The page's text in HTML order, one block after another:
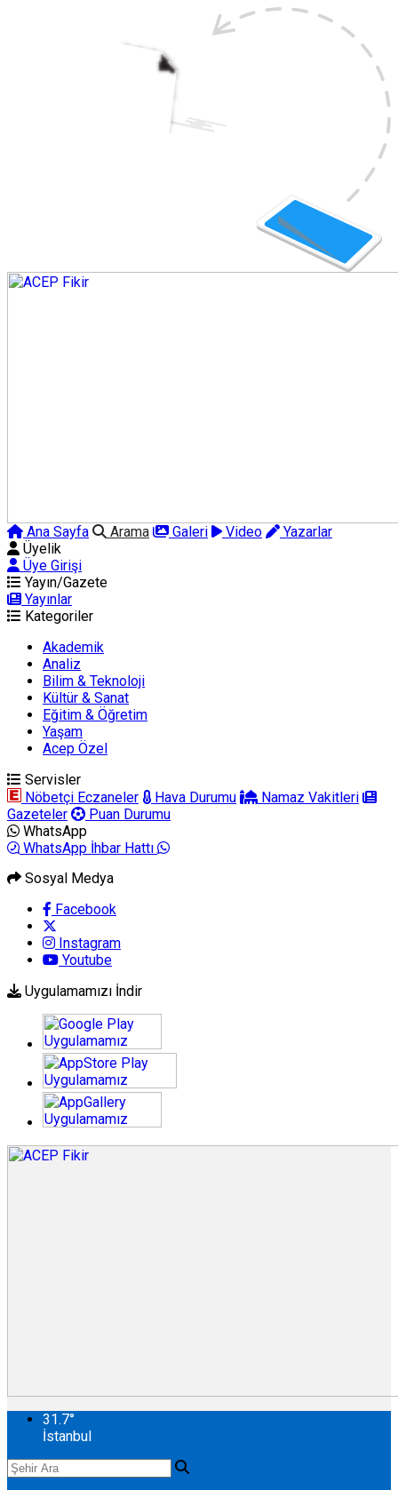
Ana Sayfa Arama Galeri Video
Yazarlar
Üyelik
Üye Girişi
Yayın/Gazete
Yayınlar
Kategoriler
Akademik
Analiz
Bilim & Teknoloji
Kültür & Sanat
Eğitim & Öğretim
Yaşam
Acep Özel
Servisler
Nöbetçi Eczaneler
Hava Durumu
Namaz Vakitleri
Gazeteler
Puan Durumu
WhatsApp
WhatsApp İhbar Hattı
Sosyal Medya
Facebook
Instagram
Youtube
Uygulamamızı İndir
31.7°
İstanbul